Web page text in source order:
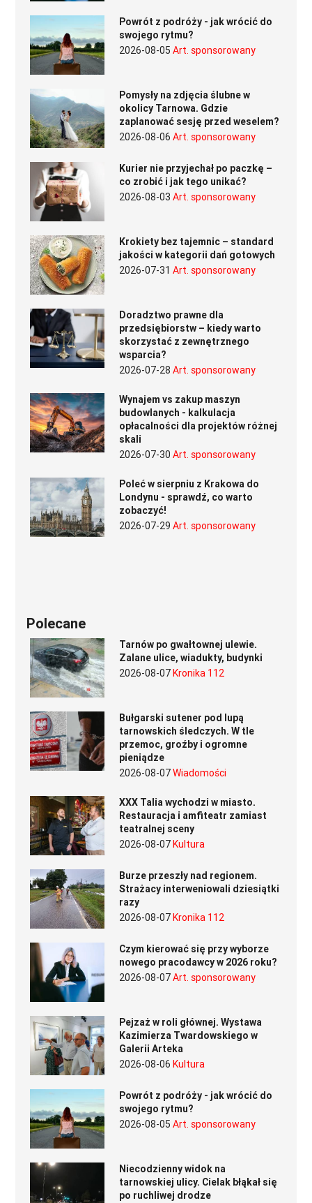
Powrót z podróży - jak wrócić do
swojego rytmu?
2026-08-05 Art. sponsorowany
Pomysły na zdjęcia ślubne w
okolicy Tarnowa. Gdzie
zaplanować sesję przed weselem?
2026-08-06 Art. sponsorowany
Kurier nie przyjechał po paczkę –
co zrobić i jak tego unikać?
2026-08-03 Art. sponsorowany
Krokiety bez tajemnic – standard
jakości w kategorii dań gotowych
2026-07-31 Art. sponsorowany
Doradztwo prawne dla
przedsiębiorstw – kiedy warto
skorzystać z zewnętrznego
wsparcia?
2026-07-28 Art. sponsorowany
Wynajem vs zakup maszyn
budowlanych - kalkulacja
opłacalności dla projektów różnej
skali
2026-07-30 Art. sponsorowany
Poleć w sierpniu z Krakowa do
Londynu - sprawdź, co warto
zobaczyć!
2026-07-29 Art. sponsorowany
Polecane
Tarnów po gwałtownej ulewie.
Zalane ulice, wiadukty, budynki
2026-08-07Kronika 112
Bułgarski sutener pod lupą
tarnowskich śledczych. W tle
przemoc, groźby i ogromne
pieniądze
2026-08-07Wiadomości
XXX Talia wychodzi w miasto.
Restauracja i amfiteatr zamiast
teatralnej sceny
2026-08-07Kultura
Burze przeszły nad regionem.
Strażacy interweniowali dziesiątki
razy
2026-08-07Kronika 112
Czym kierować się przy wyborze
nowego pracodawcy w 2026 roku?
2026-08-07Art. sponsorowany
Pejzaż w roli głównej. Wystawa
Kazimierza Twardowskiego w
Galerii Arteka
2026-08-06 Kultura
Powrót z podróży - jak wrócić do
swojego rytmu?
2026-08-05 Art. sponsorowany
Niecodzienny widok na
tarnowskiej ulicy. Cielak błąkał się
po ruchliwej drodze